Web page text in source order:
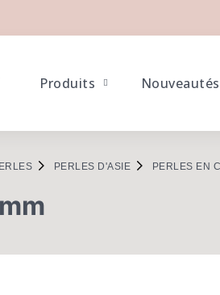
Produits Nouveautés
PERLES D'ASIE PERLES EN